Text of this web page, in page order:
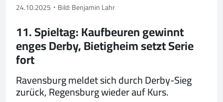
24.10.2025 Bild: Benjamin Lahr
11. Spieltag: Kaufbeuren gewinnt
enges Derby, Bietigheim setzt Serie
fort
Ravensburg meldet sich durch Derby-Sieg
zurück, Regensburg wieder auf Kurs.